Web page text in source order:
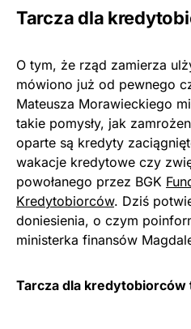
Tarcza dla
O tym, że rząd zamierza
mówiono już od pewnego
Mateusza Morawieckiego
takie pomysły, jak
oparte są kredyty
wakacje kredytowe czy
powołanego przez BGK
Kredytobiorców. Dziś
doniesienia, o czym
ministerka finansów
Tarcza dla